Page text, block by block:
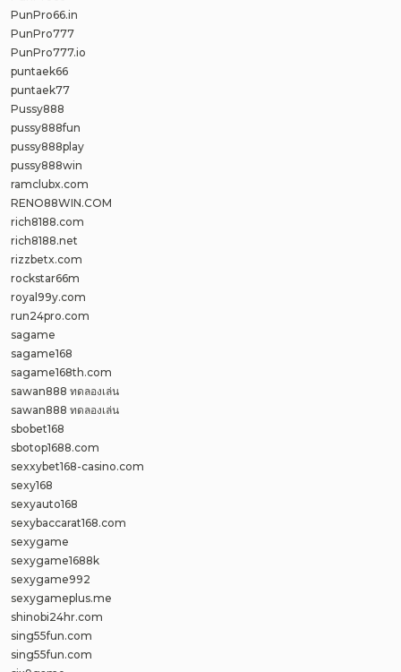
PunPro66.in
PunPro777
PunPro777.io
puntaek66
puntaek77
Pussy888
pussy888fun
pussy888play
pussy888win
ramclubx.com
RENO88WIN.COM
rich8188.com
rich8188.net
rizzbetx.com
rockstar66m
royal99y.com
run24pro.com
sagame
sagame168
sagame168th.com
sawan888 ทดลองเล่น
sawan888 ทดลองเล่น
sbobet168
sbotop1688.com
sexxybet168-casino.com
sexy168
sexyauto168
sexybaccarat168.com
sexygame
sexygame1688k
sexygame992
sexygameplus.me
shinobi24hr.com
sing55fun.com
sing55fun.com